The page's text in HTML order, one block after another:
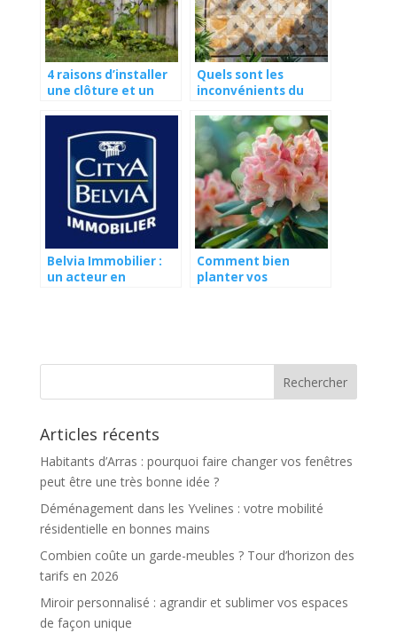
4 raisons d’installer
une clôture et un
Quels sont les
inconvénients du
Belvia Immobilier :
un acteur en
Comment bien
planter vos
Articles récents
Habitants d’Arras : pourquoi faire changer vos fenêtres
peut être une très bonne idée ?
Déménagement dans les Yvelines : votre mobilité
résidentielle en bonnes mains
Combien coûte un garde-meubles ? Tour d’horizon des
tarifs en 2026
Miroir personnalisé : agrandir et sublimer vos espaces
de façon unique